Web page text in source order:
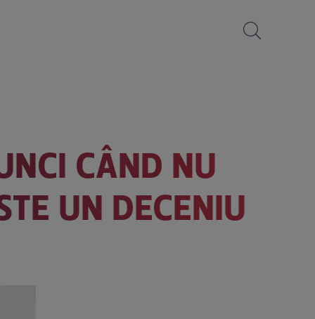
CÂND NU
UN DECENIU